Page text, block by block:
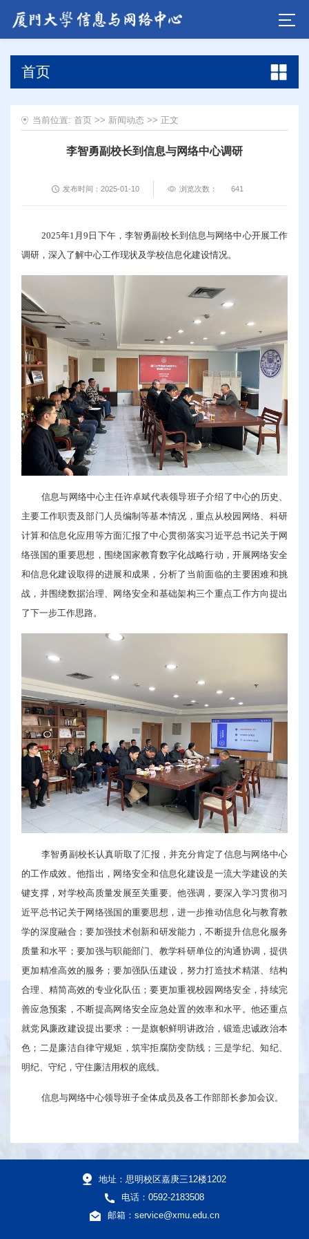
首页
当前位置: 首页 >> 新闻动态 >> 正文
李智勇副校长到信息与网络中心调研
发布时间：2025-01-10 浏览次数： 641
2025年1月9日下午，李智勇副校长到信息与网络中心开展工作
调研，深入了解中心工作现状及学校信息化建设情况。
信息与网络中心主任许卓斌代表领导班子介绍了中心的历史、
主要工作职责及部门人员编制等基本情况，重点从校园网络、科研
计算和信息化应用等方面汇报了中心贯彻落实习近平总书记关于网
络强国的重要思想，围绕国家教育数字化战略行动，开展网络安全
和信息化建设取得的进展和成果，分析了当前面临的主要困难和挑
战，并围绕数据治理、网络安全和基础架构三个重点工作方向提出
了下一步工作思路。
李智勇副校长认真听取了汇报，并充分肯定了信息与网络中心
的工作成效。他指出，网络安全和信息化建设是一流大学建设的关
键支撑，对学校高质量发展至关重要。他强调，要深入学习贯彻习
近平总书记关于网络强国的重要思想，进一步推动信息化与教育教
学的深度融合；要加强技术创新和研发能力，不断提升信息化服务
质量和水平；要加强与职能部门、教学科研单位的沟通协调，提供
更加精准高效的服务；要加强队伍建设，努力打造技术精湛、结构
合理、精简高效的专业化队伍；要更加重视校园网络安全，持续完
善应急预案，不断提高网络安全应急处置的效率和水平。他还重点
就党风廉政建设提出要求：一是旗帜鲜明讲政治，锻造忠诚政治本
色；二是廉洁自律守规矩，筑牢拒腐防变防线；三是学纪、知纪、
明纪、守纪，守住廉洁用权的底线。
信息与网络中心领导班子全体成员及各工作部部长参加会议。
地址：思明校区嘉庚三12楼1202
电话：0592-2183508
邮箱：service@xmu.edu.cn